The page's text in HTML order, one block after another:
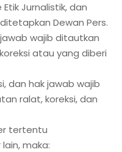
Jurnalistik, dan
Dewan Pers.
wajib ditautkan
atau yang diberi
dan hak jawab wajib
ralat, koreksi, dan
tertentu
maka: